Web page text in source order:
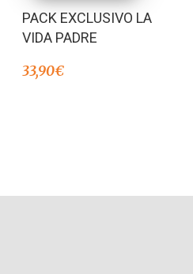
PACK EXCLUSIVO LA
VIDA PADRE
33,90€